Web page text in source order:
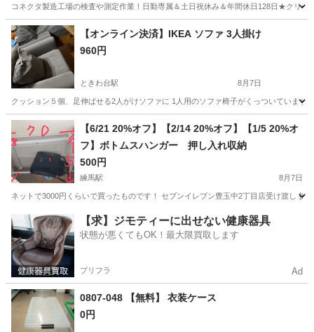
コネクタ製造工場の検査や測定作業！日勤専属＆土日祝休み＆年間休日128日★クリ
茨城 常陸大宮市 静駅 その他
【オンライン決済】IKEA ソファ 3人掛け
960円
ときわ台駅 8月7日
クッション５個、足伸ばせる2人がけソファに 1人用のソファ椅子がくっついていま
東京 板橋区 ソファ
【6/21 20%オフ】【2/14 20%オフ】【1/5 20%オ
フ】ボトムスハンガー 押し入れ収納
500円
練馬駅 8月7日
ネットで3000円くらいで買ったものです！ セブンイレブン豊玉中2丁目店受け渡し 折
東京 練馬区 練馬駅 収納家具 2丁目
【求】ジモティーに出せない健康器具
状態が悪くてもOK！最大限買取します
プリフラ Ad
0807-048 【無料】 衣装ケース
0円